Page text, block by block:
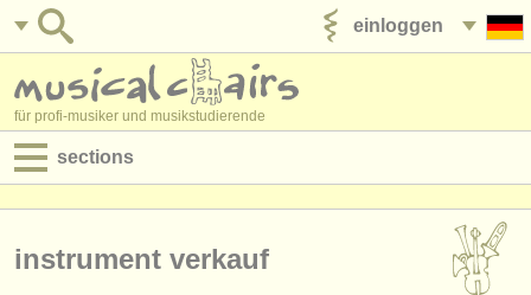
einloggen
für profi-musiker und musikstudierende
sections
instrument verkauf